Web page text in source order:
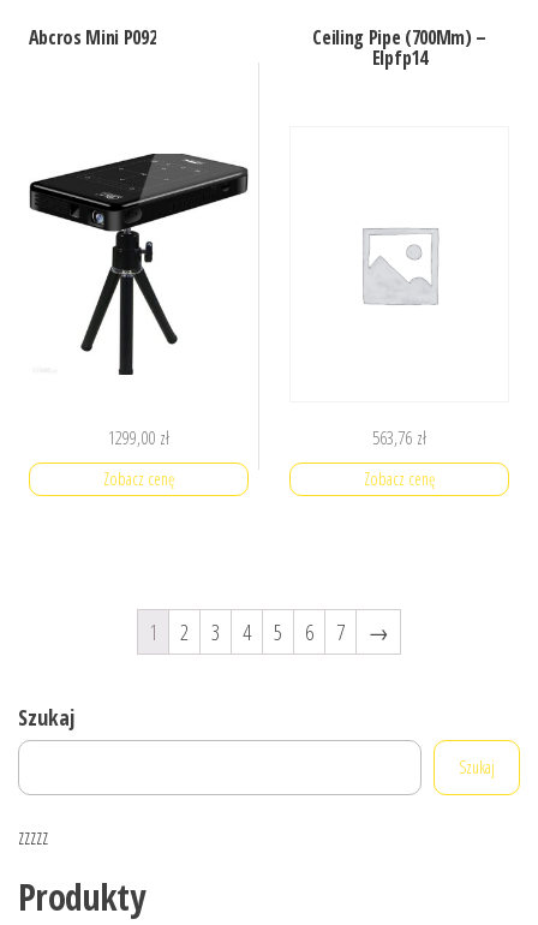
Abcros Mini P092
1299,00 zł
Zobacz cenę
Ceiling Pipe (700Mm) –
Elpfp14
563,76 zł
Zobacz cenę
1 2 3 4 5 6 7 →
Szukaj
Szukaj
zzzzz
Produkty